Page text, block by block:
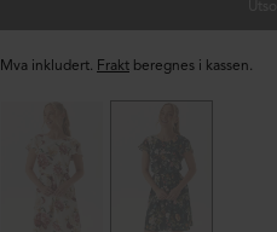
Mva inkludert. Frakt beregnes i kassen.